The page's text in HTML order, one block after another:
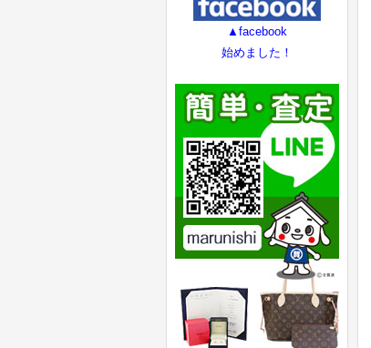
▲facebook
始めました！